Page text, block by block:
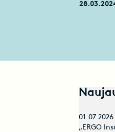
01.07.2026
„ERGO